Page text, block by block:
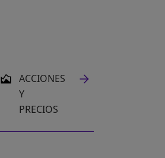
ACCIONES
Y
PRECIOS
SE ABRE EN UNA PESTAÑA NUEVA